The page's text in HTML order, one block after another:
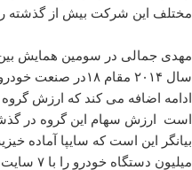
مختلف این شرکت بیش از گذشته
مهدی جمالی در سومین همایش بین
سال ۲۰۱۴ مقام
بیانگر این است که سایپا آماده